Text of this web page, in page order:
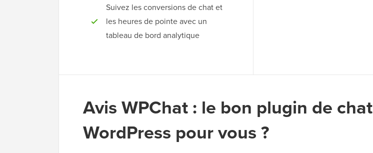
Suivez les conversions de chat et
les heures de pointe avec un
tableau de bord analytique
Avis WPChat : le bon plugin de chat
WordPress pour vous ?